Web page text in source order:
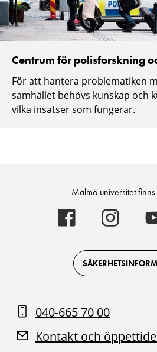
Centrum för polisforskning
För att hantera problematiken
samhället behövs kunskap och
vilka insatser som fungerar.
Malmö universitet
Malmö
universitet
on
Facebook
Malmö
on
040-665 70 00
Kontakt och